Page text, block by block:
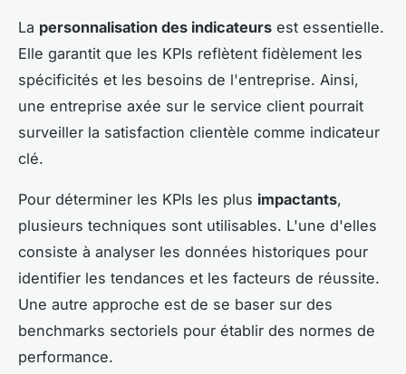
La personnalisation des indicateurs est essentielle.
Elle garantit que les KPIs reflètent fidèlement les
spécificités et les besoins de l'entreprise. Ainsi,
une entreprise axée sur le service client pourrait
surveiller la satisfaction clientèle comme indicateur
clé.
Pour déterminer les KPIs les plus impactants,
plusieurs techniques sont utilisables. L'une d'elles
consiste à analyser les données historiques pour
identifier les tendances et les facteurs de réussite.
Une autre approche est de se baser sur des
benchmarks sectoriels pour établir des normes de
performance.